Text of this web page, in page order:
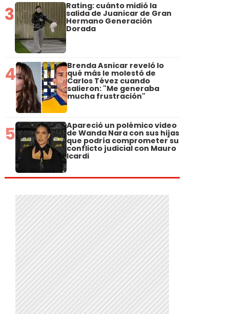
3 Rating: cuánto midió la
salida de Juanicar de Gran
Hermano Generación
Dorada
4 Brenda Asnicar reveló lo
qué más le molestó de
Carlos Tévez cuando
salieron: "Me generaba
mucha frustración"
5 Apareció un polémico video
de Wanda Nara con sus hijas
que podría comprometer su
conflicto judicial con Mauro
Icardi